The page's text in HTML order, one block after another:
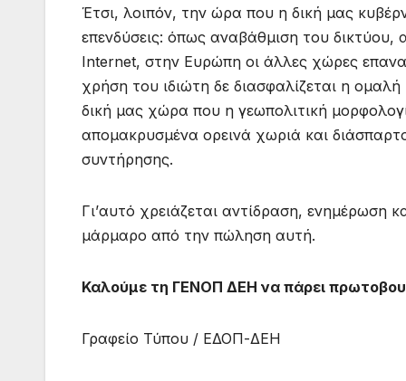
Έτσι, λοιπόν, την ώρα που η δική μας
επενδύσεις: όπως αναβάθμιση του
Internet, στην Ευρώπη οι άλλες χώρες
χρήση του ιδιώτη δε διασφαλίζεται η
δική μας χώρα που η γεωπολιτική
απομακρυσμένα ορεινά χωριά και
συντήρησης.
Γι’αυτό χρειάζεται αντίδραση, ενημέρωση
μάρμαρο από την πώληση αυτή.
Καλούμε τη ΓΕΝΟΠ ΔΕΗ να πάρει
Γραφείο Τύπου / ΕΔΟΠ-ΔΕΗ